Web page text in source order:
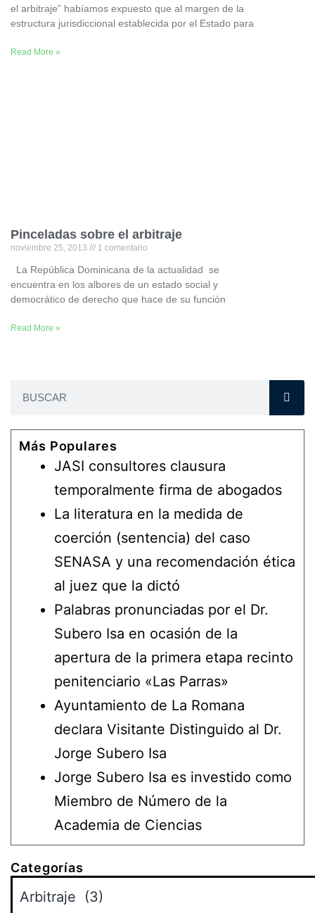
el arbitraje” habíamos expuesto que al margen de la
estructura jurisdiccional establecida por el Estado para
Read More »
Pinceladas sobre el arbitraje
noviembre 25, 2013 1 comentario
La República Dominicana de la actualidad se
encuentra en los albores de un estado social y
democrático de derecho que hace de su función
Read More »
Más Populares
JASI consultores clausura
temporalmente firma de abogados
La literatura en la medida de
coerción (sentencia) del caso
SENASA y una recomendación ética
al juez que la dictó
Palabras pronunciadas por el Dr.
Subero Isa en ocasión de la
apertura de la primera etapa recinto
penitenciario «Las Parras»
Ayuntamiento de La Romana
declara Visitante Distinguido al Dr.
Jorge Subero Isa
Jorge Subero Isa es investido como
Miembro de Número de la
Academia de Ciencias
Categorías